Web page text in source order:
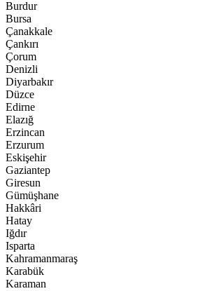
Burdur
Bursa
Çanakkale
Çankırı
Çorum
Denizli
Diyarbakır
Düzce
Edirne
Elazığ
Erzincan
Erzurum
Eskişehir
Gaziantep
Giresun
Gümüşhane
Hakkâri
Hatay
Iğdır
Isparta
Kahramanmaraş
Karabük
Karaman